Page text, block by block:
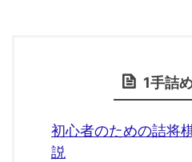
1手詰
初心者のための詰
説